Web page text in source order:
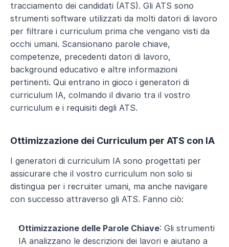
tracciamento dei candidati (ATS). Gli ATS sono
strumenti software utilizzati da molti datori di lavoro
per filtrare i curriculum prima che vengano visti da
occhi umani. Scansionano parole chiave,
competenze, precedenti datori di lavoro,
background educativo e altre informazioni
pertinenti. Qui entrano in gioco i generatori di
curriculum IA, colmando il divario tra il vostro
curriculum e i requisiti degli ATS.
Ottimizzazione dei Curriculum per ATS con IA
I generatori di curriculum IA sono progettati per
assicurare che il vostro curriculum non solo si
distingua per i recruiter umani, ma anche navigare
con successo attraverso gli ATS. Fanno ciò:
Ottimizzazione delle Parole Chiave: Gli strumenti
IA analizzano le descrizioni dei lavori e aiutano a